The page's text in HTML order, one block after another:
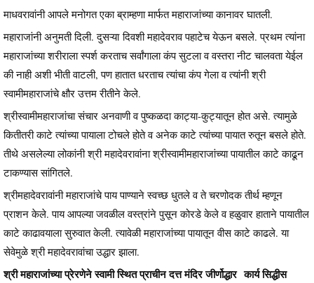
माधवरावांनी आपले मनोगत एका ब्राम्हणा मार्फत महाराजांच्या कानावर घातली.
महाराजांनी अनुमती दिली. दुसऱ्या दिवशी महादेवराव पहाटेच येऊन बसले. प्रथम त्यांना
महाराजांच्या शरीराला स्पर्श करताच सर्वांगाला कंप सुटला व वस्तरा नीट चालवता येईल
की नाही अशी भीती वाटली, पण हातात धरताच त्यांचा कंप गेला व त्यांनी श्री
स्वामीमहाराजांचे क्षौर उत्तम रीतीने केले.
श्रीस्वामीमहाराजांचा संचार अनवाणी व पुष्कळदा काट्या-कुट्यातून होत असे. त्यामुळे
कितीतरी काटे त्यांच्या पायाला टोचले होते व अनेक काटे त्यांच्या पायात रुतून बसले होते.
तीथे असलेल्या लोकांनी श्री महादेवरावांना श्रीस्वामीमहाराजांच्या पायातील काटे काढून
टाकण्यास सांगितले.
श्रीमहादेवरावांनी महाराजांचे पाय पाण्याने स्वच्छ धुतले व ते चरणोदक तीर्थ म्हणून
प्राशन केले. पाय आपल्या जवळील वस्त्रांने पुसून कोरडे केले व हळुवार हाताने पायातील
काटे काढावयाला सुरुवात केली. त्यावेळी महाराजांच्या पायातून वीस काटे काढले. या
सेवेमुळे श्री महादेवरावांचा उद्धार झाला.
श्री महाराजांच्या प्रेरणेने स्वामी स्थित प्राचीन दत्त मंदिर जीर्णोद्धार कार्य सिद्धीस